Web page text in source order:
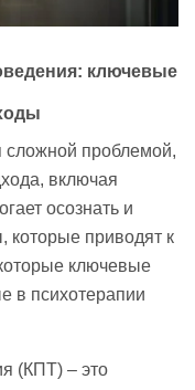
ключевые
сложной проблемой,
включая
осознать и
которые приводят к
ключевые
в психотерапии
(КПТ) – это